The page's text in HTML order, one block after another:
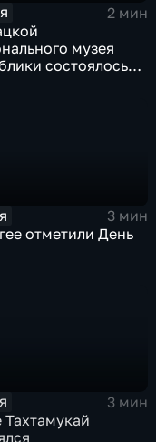
2 мин
музея
состоялось
3 мин
отметили День
3 мин
Тахтамукай